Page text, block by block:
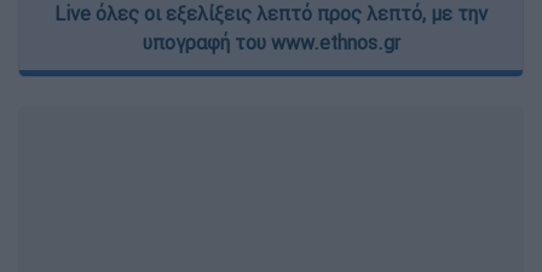
Live όλες οι εξελίξεις λεπτό προς λεπτό, με την
υπογραφή του www.ethnos.gr